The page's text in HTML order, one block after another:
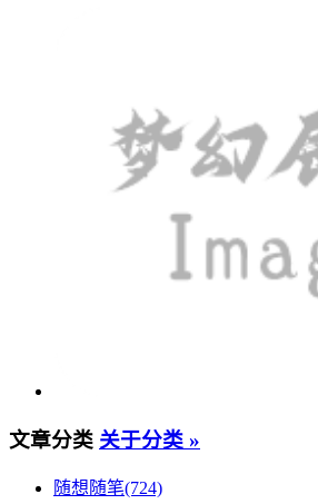
文章分类 关于分类 »
随想随笔(724)